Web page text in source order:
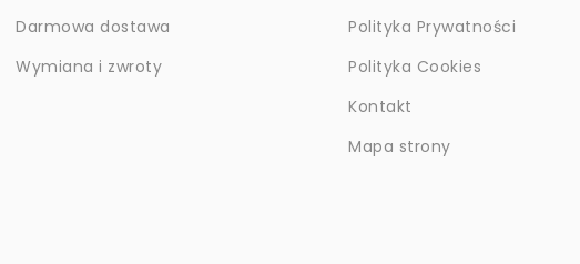
Darmowa dostawa
Wymiana i zwroty
Polityka Prywatności
Polityka Cookies
Kontakt
Mapa strony